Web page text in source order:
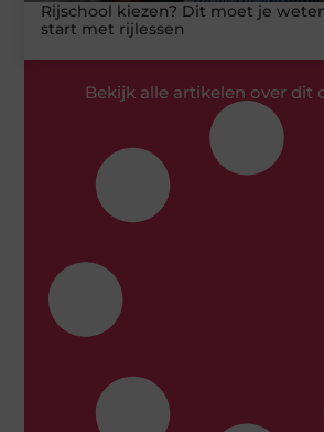
Rijschool kiezen? Dit moet je
start met rijlessen
Bekijk alle artikelen over dit